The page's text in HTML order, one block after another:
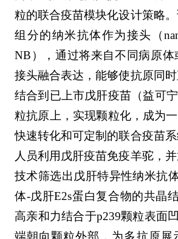
粒的联合疫苗模块化设计策略
组分的纳米抗体作为接头（
NB），通过将来自不同病原
接头融合表达，能够使抗原同
结合到已上市戊肝疫苗（益可
粒抗原上，实现颗粒化，成为
快速转化和可定制的联合疫苗
人员利用戊肝疫苗免疫羊驼，
技术筛选出戊肝特异性纳米抗
体-戊肝E2s蛋白复合物的共晶
高亲和力结合于p239颗粒表面
端朝向颗粒外部，为多抗原展